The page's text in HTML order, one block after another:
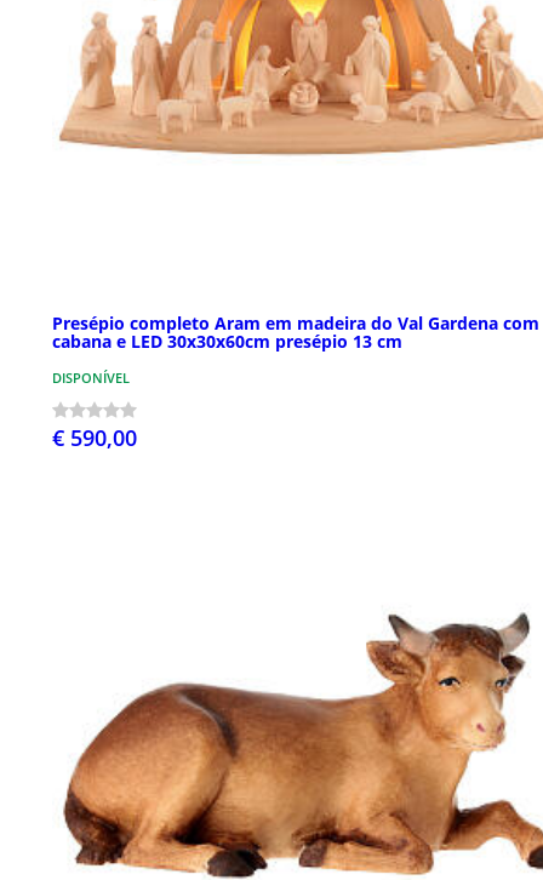
Presépio completo Aram em madeira do Val Gardena com
cabana e LED 30x30x60cm presépio 13 cm
DISPONÍVEL
€ 590,00